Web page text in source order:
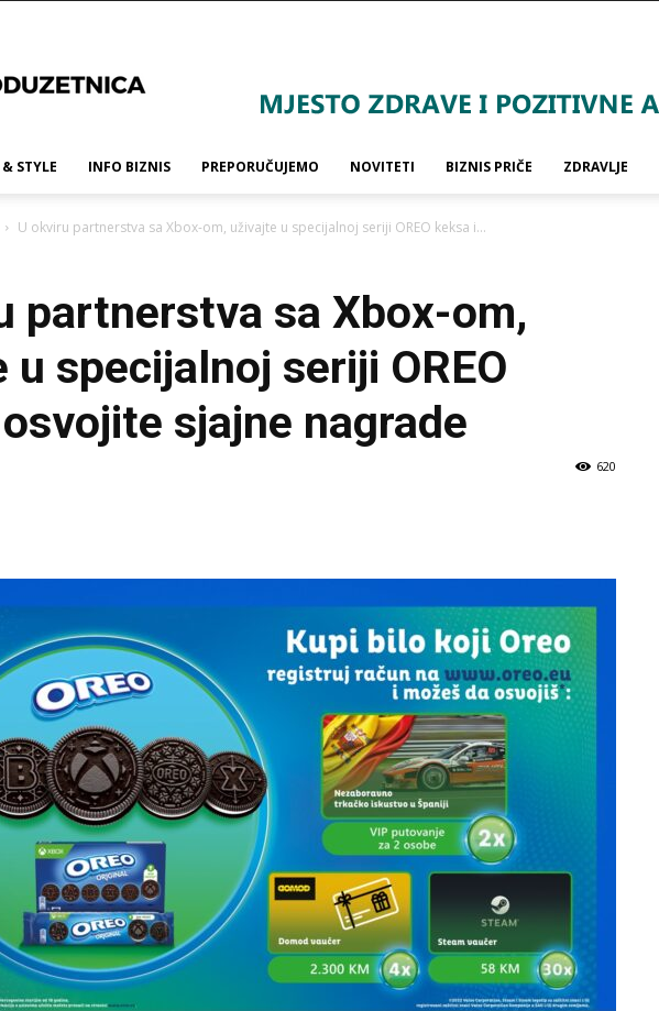
STYLE INFO BIZNIS PREPORUČUJEMO NOVITETI BIZNIS PRIČE ZDRAVLJE
U okviru partnerstva sa Xbox-om, uživajte u specijalnoj seriji OREO keksa i...
partnerstva sa Xbox-om,
u specijalnoj seriji OREO
sjajne nagrade
620